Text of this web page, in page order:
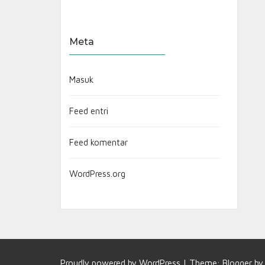
Meta
Masuk
Feed entri
Feed komentar
WordPress.org